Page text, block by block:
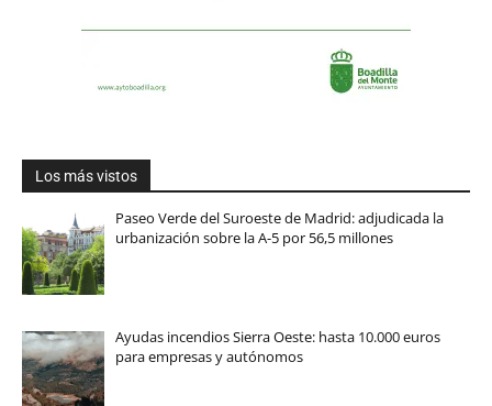
Los más vistos
Paseo Verde del Suroeste de Madrid: adjudicada la
urbanización sobre la A-5 por 56,5 millones
Ayudas incendios Sierra Oeste: hasta 10.000 euros
para empresas y autónomos